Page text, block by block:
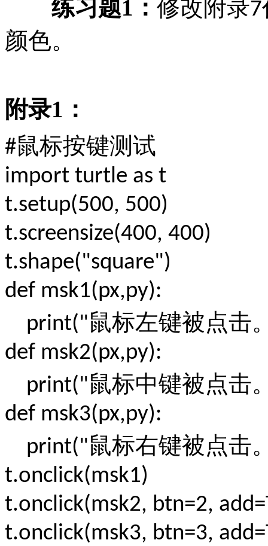
练习题1 ： 修改附录7
颜色。
附录1 ：
#鼠标按键测试
import turtle as t
t.setup(500, 500)
t.screensize(400, 400)
t.shape("square")
def msk1(px,py):
print("鼠标左键被点击
def msk2(px,py):
print("鼠标中键被点击
def msk3(px,py):
print("鼠标右键被点击
t.onclick(msk1)
t.onclick(msk2, btn=2,
t.onclick(msk3, btn=3,